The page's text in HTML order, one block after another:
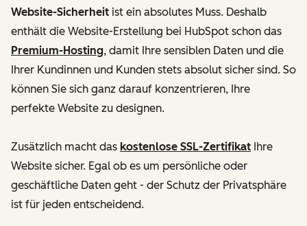
Website-Sicherheit ist ein absolutes Muss. Deshalb
enthält die Website-Erstellung bei HubSpot schon das
Premium-Hosting, damit Ihre sensiblen Daten und die
Ihrer Kundinnen und Kunden stets absolut sicher sind. So
können Sie sich ganz darauf konzentrieren, Ihre
perfekte Website zu designen.
Zusätzlich macht das kostenlose SSL-Zertifikat Ihre
Website sicher. Egal ob es um persönliche oder
geschäftliche Daten geht - der Schutz der Privatsphäre
ist für jeden entscheidend.